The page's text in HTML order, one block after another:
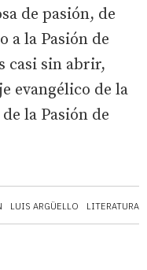
LUIS ARGÜELLO LITERATURA
de pasión, de
a la Pasión de
casi sin abrir,
evangélico de la
la Pasión de